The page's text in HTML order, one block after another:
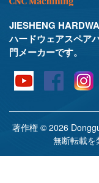
JIESHENG
ハードウェアスペア
門メーカーです。
著作権 © 2026
無断転載を